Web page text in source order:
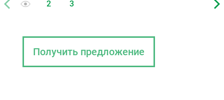
Получить предложение